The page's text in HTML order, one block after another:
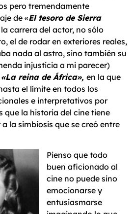
pero tremendamente
de «El tesoro de Sierra
carrera del actor, no sólo
el de rodar en exteriores reales,
nada al astro, sino también su
injusticia a mi parecer)
«La reina de África», en la que
el límite en todos los
e interpretativos por
que la historia del cine tiene
la simbiosis que se creó entre
Pienso que todo
buen aficionado al
cine no puede sino
emocionarse y
entusiasmarse